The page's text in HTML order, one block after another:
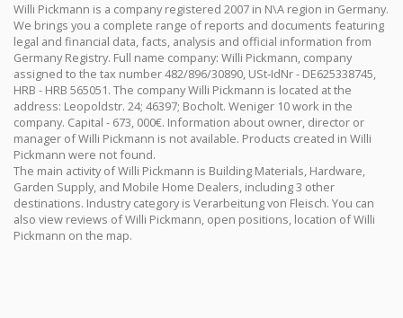
Willi Pickmann is a company registered 2007 in N\A region in Germany.
We brings you a complete range of reports and documents featuring
legal and financial data, facts, analysis and official information from
Germany Registry. Full name company: Willi Pickmann, company
assigned to the tax number 482/896/30890, USt-IdNr - DE625338745,
HRB - HRB 565051. The company Willi Pickmann is located at the
address: Leopoldstr. 24; 46397; Bocholt. Weniger 10 work in the
company. Capital - 673, 000€. Information about owner, director or
manager of Willi Pickmann is not available. Products created in Willi
Pickmann were not found.
The main activity of Willi Pickmann is Building Materials, Hardware,
Garden Supply, and Mobile Home Dealers, including 3 other
destinations. Industry category is Verarbeitung von Fleisch. You can
also view reviews of Willi Pickmann, open positions, location of Willi
Pickmann on the map.